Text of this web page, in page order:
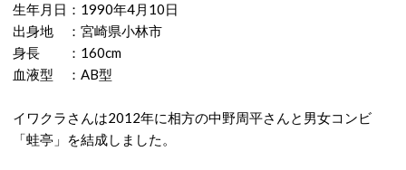
生年月日：1990年4月10日
出身地 ：宮崎県小林市
身長 ：160cm
血液型 ：AB型
イワクラさんは2012年に相方の中野周平さんと男女コンビ
「蛙亭」を結成しました。